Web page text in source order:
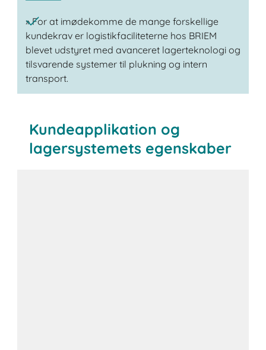
» For at imødekomme de mange forskellige
kundekrav er logistikfaciliteterne hos BRIEM
blevet udstyret med avanceret lagerteknologi og
tilsvarende systemer til plukning og intern
transport.
Kundeapplikation og
lagersystemets egenskaber